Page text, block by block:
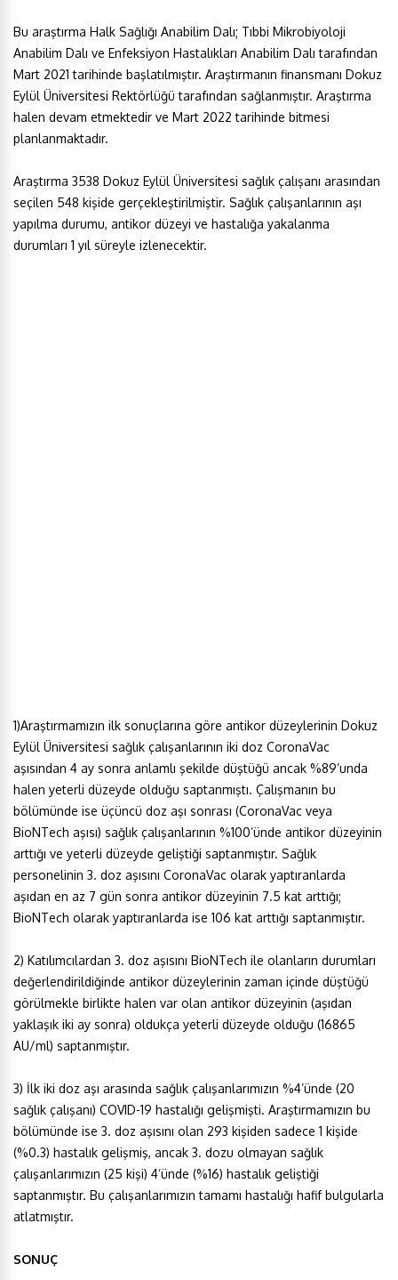
Bu araştırma Halk Sağlığı Anabilim Dalı; Tıbbi Mikrobiyoloji
Anabilim Dalı ve Enfeksiyon Hastalıkları Anabilim Dalı tarafından
Mart 2021 tarihinde başlatılmıştır. Araştırmanın finansmanı Dokuz
Eylül Üniversitesi Rektörlüğü tarafından sağlanmıştır. Araştırma
halen devam etmektedir ve Mart 2022 tarihinde bitmesi
planlanmaktadır.
Araştırma 3538 Dokuz Eylül Üniversitesi sağlık çalışanı arasından
seçilen 548 kişide gerçekleştirilmiştir. Sağlık çalışanlarının aşı
yapılma durumu, antikor düzeyi ve hastalığa yakalanma
durumları 1 yıl süreyle izlenecektir.
1)Araştırmamızın ilk sonuçlarına göre antikor düzeylerinin Dokuz
Eylül Üniversitesi sağlık çalışanlarının iki doz CoronaVac
aşısından 4 ay sonra anlamlı şekilde düştüğü ancak %89’unda
halen yeterli düzeyde olduğu saptanmıştı. Çalışmanın bu
bölümünde ise üçüncü doz aşı sonrası (CoronaVac veya
BioNTech aşısı) sağlık çalışanlarının %100’ünde antikor düzeyinin
arttığı ve yeterli düzeyde geliştiği saptanmıştır. Sağlık
personelinin 3. doz aşısını CoronaVac olarak yaptıranlarda
aşıdan en az 7 gün sonra antikor düzeyinin 7.5 kat arttığı;
BioNTech olarak yaptıranlarda ise 106 kat arttığı saptanmıştır.
2) Katılımcılardan 3. doz aşısını BioNTech ile olanların durumları
değerlendirildiğinde antikor düzeylerinin zaman içinde düştüğü
görülmekle birlikte halen var olan antikor düzeyinin (aşıdan
yaklaşık iki ay sonra) oldukça yeterli düzeyde olduğu (16865
AU/ml) saptanmıştır.
3) İlk iki doz aşı arasında sağlık çalışanlarımızın %4’ünde (20
sağlık çalışanı) COVID-19 hastalığı gelişmişti. Araştırmamızın bu
bölümünde ise 3. doz aşısını olan 293 kişiden sadece 1 kişide
(%0.3) hastalık gelişmiş, ancak 3. dozu olmayan sağlık
çalışanlarımızın (25 kişi) 4’ünde (%16) hastalık geliştiği
saptanmıştır. Bu çalışanlarımızın tamamı hastalığı hafif bulgularla
atlatmıştır.
SONUÇ